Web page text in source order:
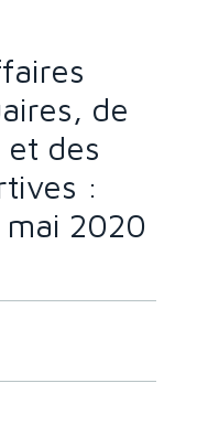
de
et des
:
2020